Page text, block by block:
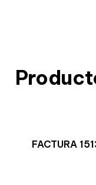
FACTURA